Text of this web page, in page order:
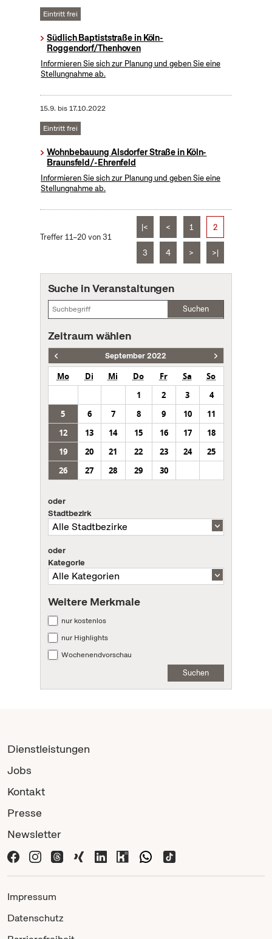
Eintritt frei
Südlich Baptiststraße in Köln-
Roggendorf/Thenhoven
Informieren Sie sich zur Planung und geben Sie eine
Stellungnahme ab.
15.9. bis17.10.2022
Eintritt frei
Wohnbebauung Alsdorfer Straße in Köln-
Braunsfeld/-Ehrenfeld
Informieren Sie sich zur Planung und geben Sie eine
Stellungnahme ab.
Treffer 11–20 von 31
|< < 1 2
3 4 > >|
Suche in Veranstaltungen
Suchen
Zeitraum wählen
September 2022
Mo Di Mi Do Fr Sa
So
1
2 3
4
5
6 7 8 9 10
11
12
13 14 15 16 17
18
19
20 21 22 23 24
25
26
27 28 29 30
oder
Stadtbezirk
oder
Kategorie
Weitere Merkmale
nur kostenlos
nur Highlights
Wochenendvorschau
Suchen
Dienstleistungen
Jobs
Kontakt
Presse
Newsletter
Impressum
Datenschutz